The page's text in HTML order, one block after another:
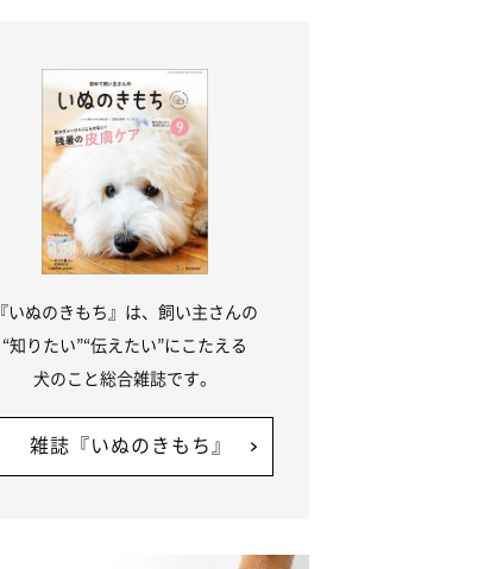
『いぬのきもち』は、飼い主さんの
“知りたい”“伝えたい”にこたえる
犬のこと総合雑誌です。
雑誌『いぬのきもち』